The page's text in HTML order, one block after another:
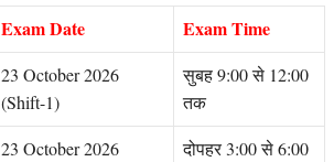
Exam Date Exam Time
23 October 2026
(Shift-1)
सुबह 9:00 से 12:00
तक
23 October 2026
दोपहर 3:00 से 6:00